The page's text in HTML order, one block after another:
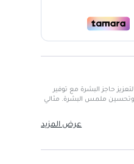
كريم 100 مللي هو كريم مصمم لتعزيز حاجز البشرة مع توفير
وتحسين ملمس البشرة. مثالي
عرض المزيد